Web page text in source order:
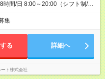
時間/日 8:00～20:00（シフト制/実
次第では週4も有り） ※配達状況に
り ※案件により多少の前後あり
集
る 詳細へ
ート株式会社